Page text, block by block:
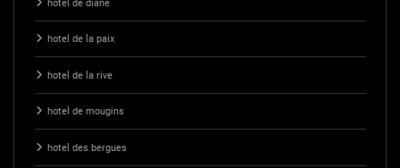
hotel de diane
hotel de la paix
hotel de la rive
hotel de mougins
hotel des bergues